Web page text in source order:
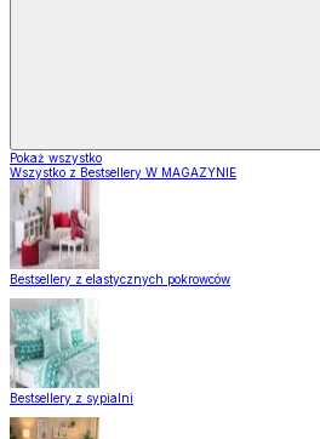
Pokaż wszystko
Wszystko z Bestsellery W MAGAZYNIE
Bestsellery z elastycznych pokrowców
Bestsellery z sypialni